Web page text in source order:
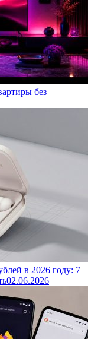
без
в 2026 году: 7
02.06.2026